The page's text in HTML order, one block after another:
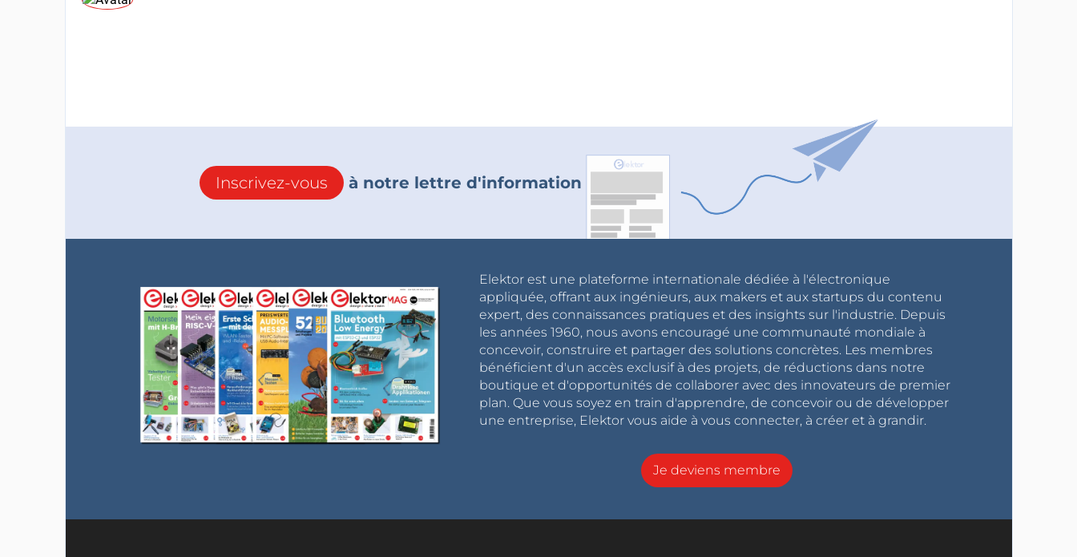
Inscrivez-vous à notre lettre d'information
Elektor est une plateforme internationale dédiée à l'électronique
appliquée, offrant aux ingénieurs, aux makers et aux startups du contenu
expert, des connaissances pratiques et des insights sur l'industrie. Depuis
les années 1960, nous avons encouragé une communauté mondiale à
concevoir, construire et partager des solutions concrètes. Les membres
bénéficient d'un accès exclusif à des projets, de réductions dans notre
boutique et d'opportunités de collaborer avec des innovateurs de premier
plan. Que vous soyez en train d'apprendre, de concevoir ou de développer
une entreprise, Elektor vous aide à vous connecter, à créer et à grandir.
Je deviens membre